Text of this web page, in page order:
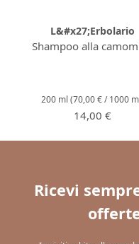
L&#x27;Erbolario
Shampoo alla
200 ml (70,00 € / 1000
Prezzo
14,00 €
Ricevi